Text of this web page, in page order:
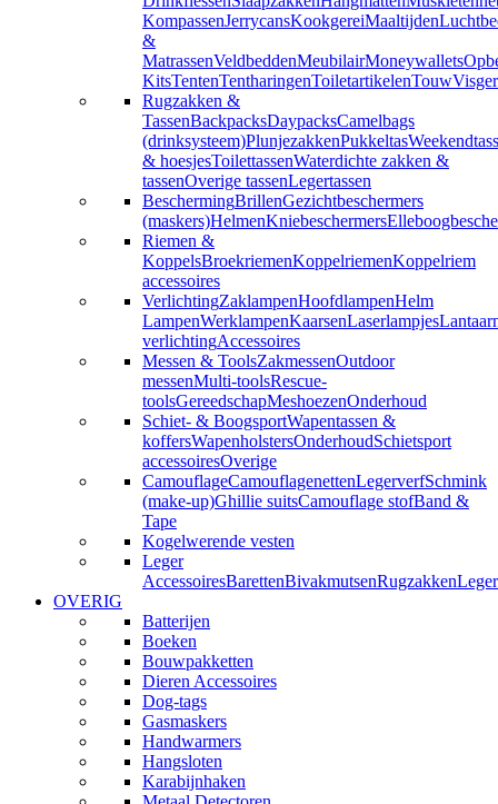
KompassenJerrycansKookgereiMaaltijden
&
MatrassenVeldbeddenMeubilairMoneywallets
KitsTentenTentharingenToiletartikelenTouw
Rugzakken &
TassenBackpacksDaypacksCamelbags
(drinksysteem)PlunjezakkenPukkeltas
& hoesjesToilettassenWaterdichte zakken &
tassenOverige tassenLegertassen
BeschermingBrillenGezichtbeschermers
(maskers)HelmenKniebeschermers
Riemen &
KoppelsBroekriemenKoppelriemenKoppelriem
accessoires
VerlichtingZaklampenHoofdlampenHelm
LampenWerklampenKaarsenLaserlampjes
verlichtingAccessoires
Messen & ToolsZakmessenOutdoor
messenMulti-toolsRescue-
toolsGereedschapMeshoezenOnderhoud
Schiet- & BoogsportWapentassen &
koffersWapenholstersOnderhoudSchietsport
accessoiresOverige
CamouflageCamouflagenettenLegerverfSchmink
(make-up)Ghillie suitsCamouflage stofBand &
Tape
Kogelwerende vesten
Leger
AccessoiresBarettenBivakmutsenRugzakken
OVERIG
Batterijen
Boeken
Bouwpakketten
Dieren Accessoires
Dog-tags
Gasmaskers
Handwarmers
Hangsloten
Karabijnhaken